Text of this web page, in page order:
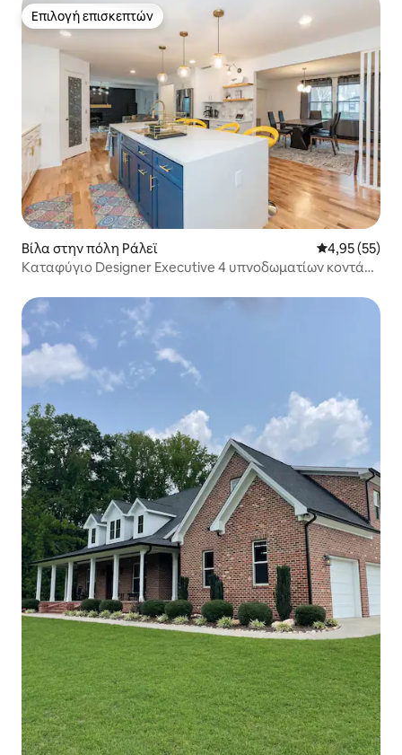
Επιλογή επισκεπτών
Επιλογή επισκεπτών
Βίλα στην πόλη Ράλεϊ Μέση
4,95 (55)
Καταφύγιο Designer Executive 4 υπνοδωματίων κοντά